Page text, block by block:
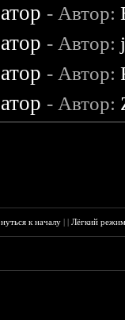
- Автор:
- Автор:
- Автор:
- Автор:
к началу ||Лёгкий